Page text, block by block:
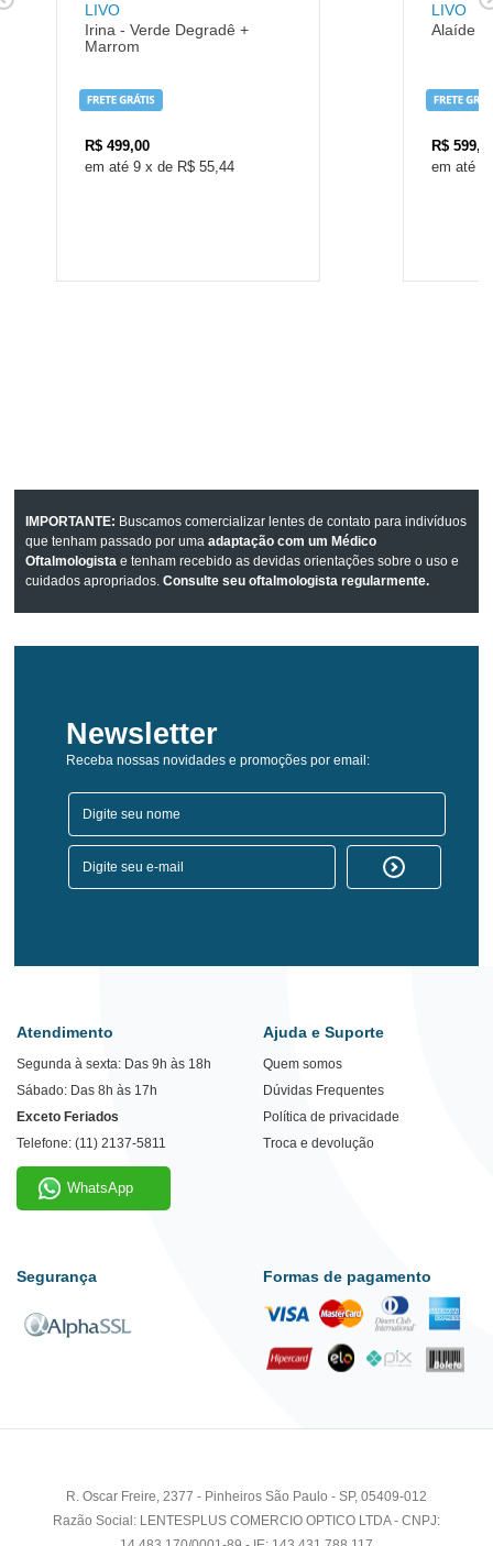
LIVO
Irina - Verde Degradê +
Marrom
R$ 499,00
9 x de R$ 55,44
LIVO
Alaíde -
R$
IMPORTANTE: Buscamos comercializar lentes de contato para indivíduos
que tenham passado por umaadaptação com um Médico
Oftalmologista e tenham recebido as devidas orientações sobre o uso e
cuidados apropriados.Consulte seu oftalmologista regularmente.
Newsletter
Receba nossas novidades e promoções por email:
Atendimento
Segunda à sexta: Das 9h às 18h
Sábado: Das 8h às 17h
Exceto Feriados
Telefone: (11) 2137-5811
WhatsApp
Ajuda e Suporte
Quem somos
Dúvidas Frequentes
Política de privacidade
Troca e devolução
Segurança Formas de pagamento
R. Oscar Freire, 2377 - Pinheiros São Paulo - SP, 05409-012
Razão Social: LENTESPLUS COMERCIO OPTICO LTDA - CNPJ: